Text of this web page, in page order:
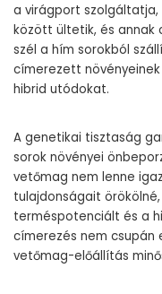
a virágport szolgáltatja,
között ültetik, és annak
szél a hím sorokból
címerezett
hibrid utódokat.
A genetikai tisztaság
sorok növényei
vetőmag nem lenne
tulajdonságait
terméspotenciált és a
címerezés nem csupán
vetőmag-előállítás